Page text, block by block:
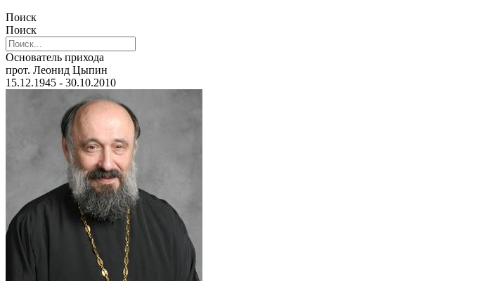
Поиск
Поиск
Основатель прихода
прот. Леонид Цыпин
15.12.1945 - 30.10.2010